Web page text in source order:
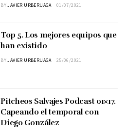
BYJAVIER URBERUAGA 01/07/2021
Top 5. Los mejores equipos que
han existido
BYJAVIER URBERUAGA 25/06/2021
Pitcheos Salvajes Podcast 01×17.
Capeando el temporal con
Diego González